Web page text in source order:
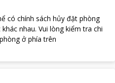
có chính sách hủy đặt phòng
nhau. Vui lòng kiểm tra chi
ở phía trên